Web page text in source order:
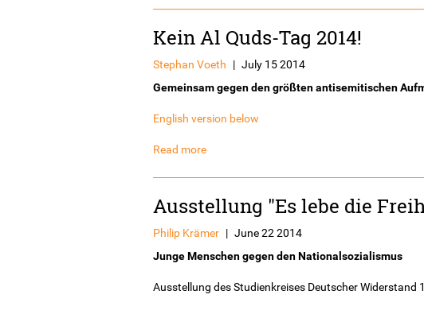
Kein Al Quds-Tag 2014!
Stephan Voeth | July 15 2014
Gemeinsam gegen den größten antisemitischen
English version below
Read more
Ausstellung "Es lebe die
Philip Krämer | June 22 2014
Junge Menschen gegen den Nationalsozialismus
Ausstellung des Studienkreises Deutscher Widerstand